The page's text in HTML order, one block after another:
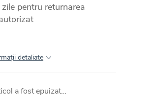
pentru returnarea
detaliate
a fost epuizat…